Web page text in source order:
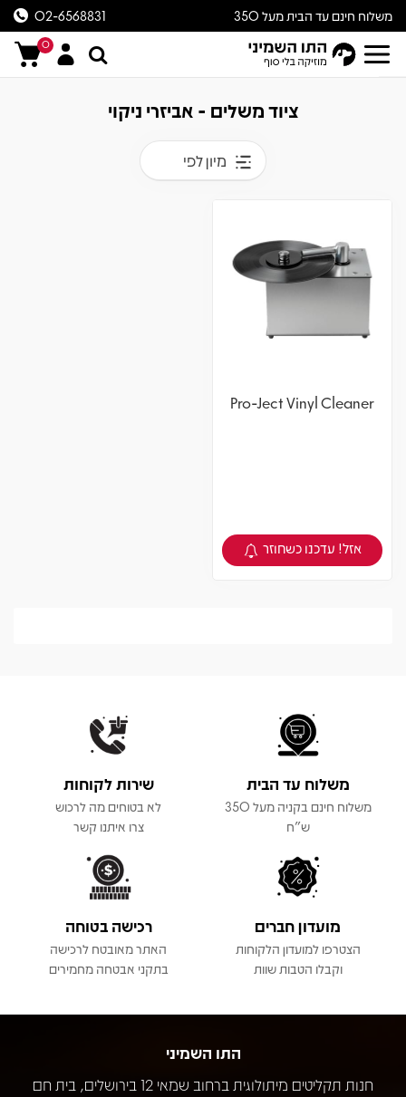
משלוח חינם עד הבית מעל 350
ש״ח
02-6568831
0
ציוד משלים - אביזרי ניקוי
מיון לפי
Pro-Ject Vinyl Cleaner
צפיה במוצר
אזל! עדכנו כשחוזר
משלוח עד הבית
משלוח חינם בקניה מעל 350
ש"ח
שירות לקוחות
לא בטוחים מה לרכוש
צרו איתנו קשר
מועדון חברים
הצטרפו למועדון הלקוחות
וקבלו הטבות שוות
רכישה בטוחה
האתר מאובטח לרכישה
בתקני אבטחה מחמירים
התו השמיני
חנות תקליטים מיתולוגית ברחוב שמאי 12 בירושלים, בית חם